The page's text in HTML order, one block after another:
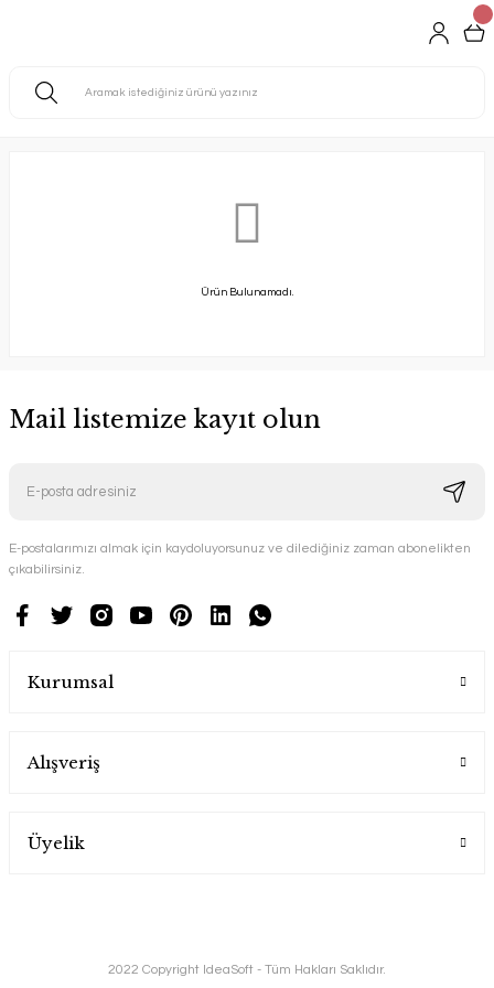
Ürün Bulunamadı.
Mail listemize kayıt olun
E-postalarımızı almak için kaydoluyorsunuz ve dilediğiniz zaman abonelikten
çıkabilirsiniz.
Kurumsal
Alışveriş
Üyelik
2022 Copyright IdeaSoft - Tüm Hakları Saklıdır.